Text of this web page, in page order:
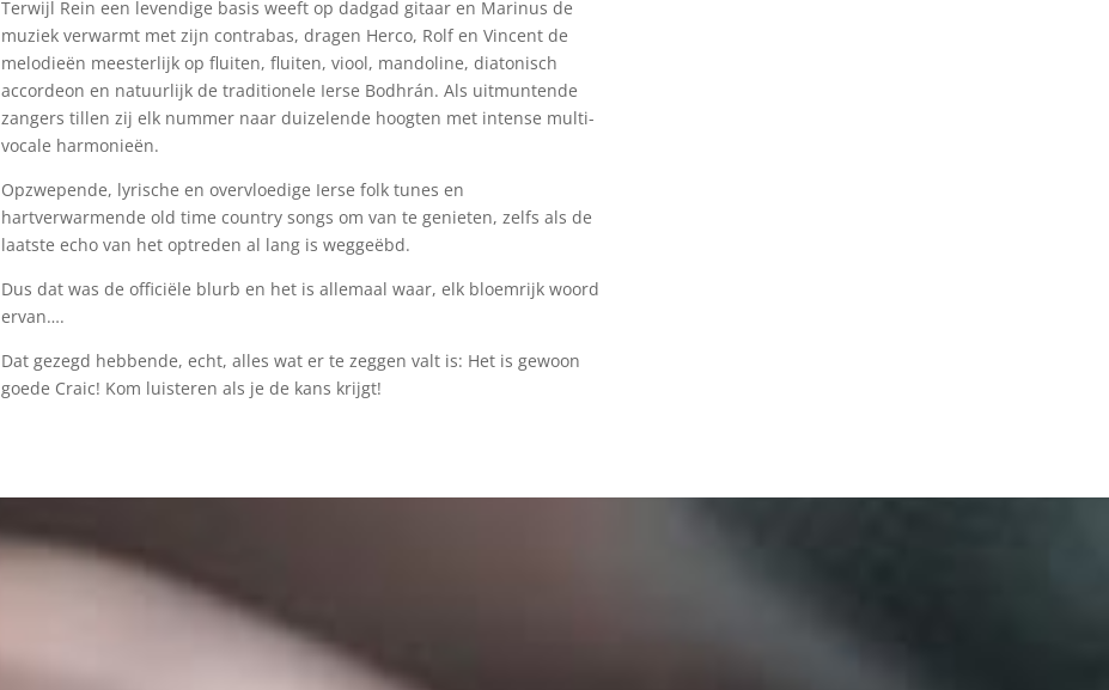
Terwijl Rein een levendige basis weeft op dadgad gitaar en Marinus de
muziek verwarmt met zijn contrabas, dragen Herco, Rolf en Vincent de
melodieën meesterlijk op fluiten, fluiten, viool, mandoline, diatonisch
accordeon en natuurlijk de traditionele Ierse Bodhrán. Als uitmuntende
zangers tillen zij elk nummer naar duizelende hoogten met intense multi-
vocale harmonieën.
Opzwepende, lyrische en overvloedige Ierse folk tunes en
hartverwarmende old time country songs om van te genieten, zelfs als de
laatste echo van het optreden al lang is weggeëbd.
Dus dat was de officiële blurb en het is allemaal waar, elk bloemrijk woord
ervan….
Dat gezegd hebbende, echt, alles wat er te zeggen valt is: Het is gewoon
goede Craic! Kom luisteren als je de kans krijgt!